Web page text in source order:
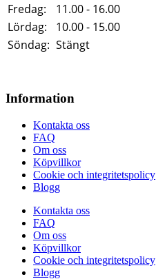
Fredag:
11.00 - 16.00
Lördag:
10.00 - 15.00
Söndag: Stängt
Information
Kontakta oss
FAQ
Om oss
Köpvillkor
Cookie och integritetspolicy
Blogg
Kontakta oss
FAQ
Om oss
Köpvillkor
Cookie och integritetspolicy
Blogg